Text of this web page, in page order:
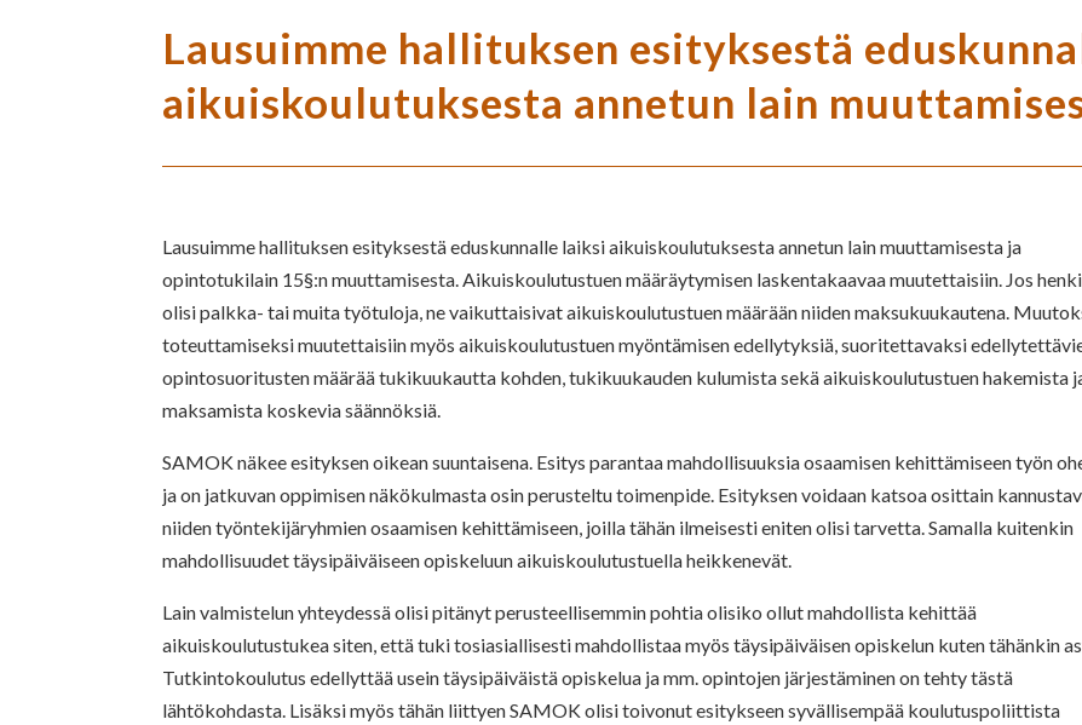
Lausuimme hallituksen esityksestä
aikuiskoulutuksesta annetun lain
Lausuimme hallituksen esityksestä eduskunnalle laiksi aikuiskoulutuksesta annetun lain muuttamisesta ja
opintotukilain 15§:n muuttamisesta. Aikuiskoulutustuen määräytymisen laskentakaavaa muutettaisiin. Jos
olisi palkka- tai muita työtuloja, ne vaikuttaisivat aikuiskoulutustuen määrään niiden maksukuukautena.
toteuttamiseksi muutettaisiin myös aikuiskoulutustuen myöntämisen edellytyksiä, suoritettavaksi
opintosuoritusten määrää tukikuukautta kohden, tukikuukauden kulumista sekä aikuiskoulutustuen hakemista
maksamista koskevia säännöksiä.
SAMOK näkee esityksen oikean suuntaisena. Esitys parantaa mahdollisuuksia osaamisen kehittämiseen työn
ja on jatkuvan oppimisen näkökulmasta osin perusteltu toimenpide. Esityksen voidaan katsoa osittain
niiden työntekijäryhmien osaamisen kehittämiseen, joilla tähän ilmeisesti eniten olisi tarvetta. Samalla kuitenkin
mahdollisuudet täysipäiväiseen opiskeluun aikuiskoulutustuella heikkenevät.
Lain valmistelun yhteydessä olisi pitänyt perusteellisemmin pohtia olisiko ollut mahdollista kehittää
aikuiskoulutustukea siten, että tuki tosiasiallisesti mahdollistaa myös täysipäiväisen opiskelun kuten tähänkin
Tutkintokoulutus edellyttää usein täysipäiväistä opiskelua ja mm. opintojen järjestäminen on tehty tästä
lähtökohdasta. Lisäksi myös tähän liittyen SAMOK olisi toivonut esitykseen syvällisempää koulutuspoliittista